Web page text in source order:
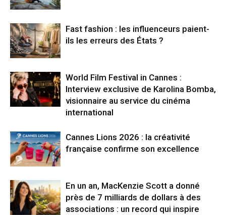
Fast fashion : les influenceurs paient-
ils les erreurs des États ?
World Film Festival in Cannes :
Interview exclusive de Karolina Bomba,
visionnaire au service du cinéma
international
Cannes Lions 2026 : la créativité
française confirme son excellence
En un an, MacKenzie Scott a donné
près de 7 milliards de dollars à des
associations : un record qui inspire